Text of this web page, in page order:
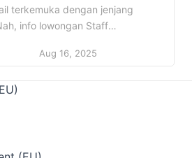
terkemuka dengan jenjang
info lowongan Staff
kamu! Di artikel ini, kita bakal
dari profil perusahaan, detail
yang […]
Aug 16, 2025